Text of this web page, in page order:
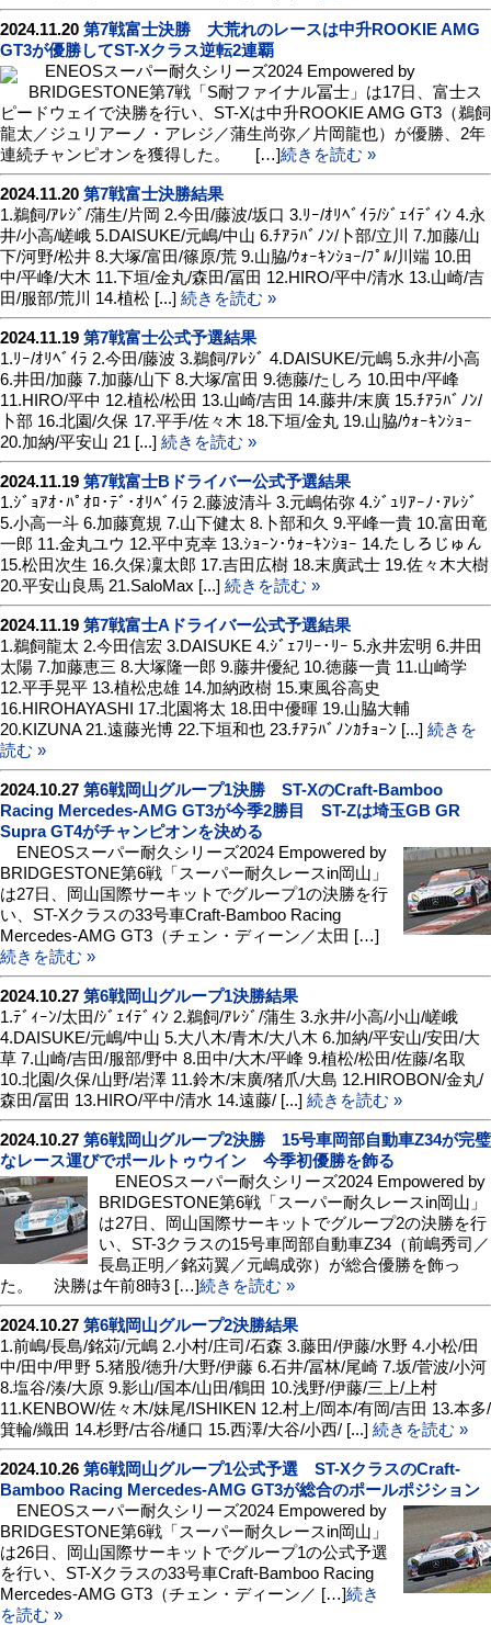
2024.11.20 第7戦富士決勝 大荒れのレースは中升ROOKIE AMG
GT3が優勝してST-Xクラス逆転2連覇
ENEOSスーパー耐久シリーズ2024 Empowered by
BRIDGESTONE第7戦「S耐ファイナル冨士」は17日、富士ス
ピードウェイで決勝を行い、ST-Xは中升ROOKIE AMG GT3（鵜飼
龍太／ジュリアーノ・アレジ／蒲生尚弥／片岡龍也）が優勝、2年
連続チャンピオンを獲得した。 […]続きを読む »
2024.11.20 第7戦富士決勝結果
1.鵜飼/ｱﾚｼﾞ/蒲生/片岡 2.今田/藤波/坂口 3.ﾘｰ/ｵﾘﾍﾞｲﾗ/ｼﾞｪｲﾃﾞｨﾝ 4.永
井/小高/嵯峨 5.DAISUKE/元嶋/中山 6.ﾁｱﾗﾊﾞﾉﾝ/卜部/立川 7.加藤/山
下/河野/松井 8.大塚/富田/篠原/荒 9.山脇/ｳｫｰｷﾝｼｮｰ/ﾌﾟﾙ/川端 10.田
中/平峰/大木 11.下垣/金丸/森田/冨田 12.HIRO/平中/清水 13.山崎/吉
田/服部/荒川 14.植松 [...] 続きを読む »
2024.11.19 第7戦富士公式予選結果
1.ﾘｰ/ｵﾘﾍﾞｲﾗ 2.今田/藤波 3.鵜飼/ｱﾚｼﾞ 4.DAISUKE/元嶋 5.永井/小高
6.井田/加藤 7.加藤/山下 8.大塚/富田 9.徳藤/たしろ 10.田中/平峰
11.HIRO/平中 12.植松/松田 13.山崎/吉田 14.藤井/末廣 15.ﾁｱﾗﾊﾞﾉﾝ/
卜部 16.北園/久保 17.平手/佐々木 18.下垣/金丸 19.山脇/ｳｫｰｷﾝｼｮｰ
20.加納/平安山 21 [...] 続きを読む »
2024.11.19 第7戦富士Bドライバー公式予選結果
1.ｼﾞｮｱｵ･ﾊﾟｵﾛ･ﾃﾞ･ｵﾘﾍﾞｲﾗ 2.藤波清斗 3.元嶋佑弥 4.ｼﾞｭﾘｱｰﾉ･ｱﾚｼﾞ
5.小高一斗 6.加藤寛規 7.山下健太 8.卜部和久 9.平峰一貴 10.富田竜
一郎 11.金丸ユウ 12.平中克幸 13.ｼｮｰﾝ･ｳｫｰｷﾝｼｮｰ 14.たしろじゅん
15.松田次生 16.久保凜太郎 17.吉田広樹 18.末廣武士 19.佐々木大樹
20.平安山良馬 21.SaloMax [...] 続きを読む »
2024.11.19 第7戦富士Aドライバー公式予選結果
1.鵜飼龍太 2.今田信宏 3.DAISUKE 4.ｼﾞｪﾌﾘｰ･ﾘｰ 5.永井宏明 6.井田
太陽 7.加藤恵三 8.大塚隆一郎 9.藤井優紀 10.徳藤一貴 11.山崎学
12.平手晃平 13.植松忠雄 14.加納政樹 15.東風谷高史
16.HIROHAYASHI 17.北園将太 18.田中優暉 19.山脇大輔
20.KIZUNA 21.遠藤光博 22.下垣和也 23.ﾁｱﾗﾊﾞﾉﾝｶﾁｮｰﾝ [...] 続きを
読む »
2024.10.27 第6戦岡山グループ1決勝 ST-XのCraft-Bamboo
Racing Mercedes-AMG GT3が今季2勝目 ST-Zは埼玉GB GR
Supra GT4がチャンピオンを決める
ENEOSスーパー耐久シリーズ2024 Empowered by
BRIDGESTONE第6戦「スーパー耐久レースin岡山」
は27日、岡山国際サーキットでグループ1の決勝を行
い、ST-Xクラスの33号車Craft-Bamboo Racing
Mercedes-AMG GT3（チェン・ディーン／太田 […]
続きを読む »
2024.10.27 第6戦岡山グループ1決勝結果
1.ﾃﾞｨｰﾝ/太田/ｼﾞｪｲﾃﾞｨﾝ 2.鵜飼/ｱﾚｼﾞ/蒲生 3.永井/小高/小山/嵯峨
4.DAISUKE/元嶋/中山 5.大八木/青木/大八木 6.加納/平安山/安田/大
草 7.山崎/吉田/服部/野中 8.田中/大木/平峰 9.植松/松田/佐藤/名取
10.北園/久保/山野/岩澤 11.鈴木/末廣/猪爪/大島 12.HIROBON/金丸/
森田/冨田 13.HIRO/平中/清水 14.遠藤/ [...] 続きを読む »
2024.10.27 第6戦岡山グループ2決勝 15号車岡部自動車Z34が完璧
なレース運びでポールトゥウイン 今季初優勝を飾る
ENEOSスーパー耐久シリーズ2024 Empowered by
BRIDGESTONE第6戦「スーパー耐久レースin岡山」
は27日、岡山国際サーキットでグループ2の決勝を行
い、ST-3クラスの15号車岡部自動車Z34（前嶋秀司／
長島正明／銘苅翼／元嶋成弥）が総合優勝を飾っ
た。 決勝は午前8時3 […]続きを読む »
2024.10.27 第6戦岡山グループ2決勝結果
1.前嶋/長島/銘苅/元嶋 2.小村/庄司/石森 3.藤田/伊藤/水野 4.小松/田
中/田中/甲野 5.猪股/徳升/大野/伊藤 6.石井/冨林/尾崎 7.坂/菅波/小河
8.塩谷/湊/大原 9.影山/国本/山田/鶴田 10.浅野/伊藤/三上/上村
11.KENBOW/佐々木/妹尾/ISHIKEN 12.村上/岡本/有岡/吉田 13.本多/
箕輪/織田 14.杉野/古谷/樋口 15.西澤/大谷/小西/ [...] 続きを読む »
2024.10.26 第6戦岡山グループ1公式予選 ST-XクラスのCraft-
Bamboo Racing Mercedes-AMG GT3が総合のポールポジション
ENEOSスーパー耐久シリーズ2024 Empowered by
BRIDGESTONE第6戦「スーパー耐久レースin岡山」
は26日、岡山国際サーキットでグループ1の公式予選
を行い、ST-Xクラスの33号車Craft-Bamboo Racing
Mercedes-AMG GT3（チェン・ディーン／ […]続き
を読む »